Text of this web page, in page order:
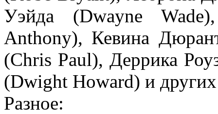
Уэйда (Dwayne
Anthony), Кевина
(Chris Paul), Деррика
(Dwight Howard) и
Разное: